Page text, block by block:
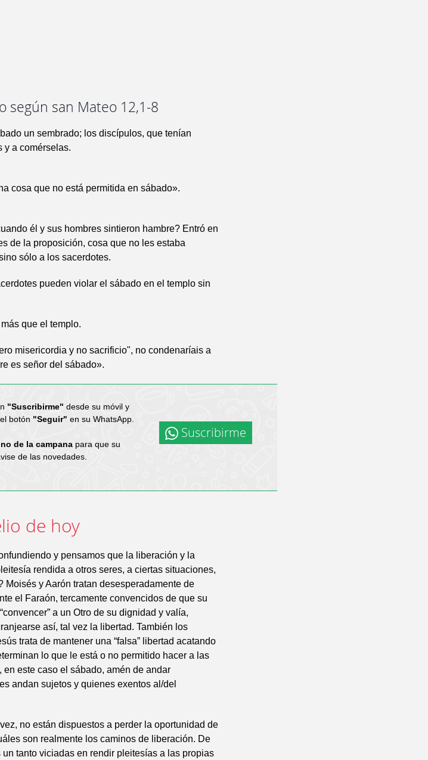
según san Mateo 12,1-8
un sembrado; los discípulos, que tenían
y a comérselas.
cosa que no está permitida en sábado».
él y sus hombres sintieron hambre? Entró en
de la proposición, cosa que no les estaba
sólo a los sacerdotes.
pueden violar el sábado en el templo sin
que el templo.
misericordia y no sacrificio", no condenaríais a
es señor del sábado».
"Suscribirme" desde su móvil y
botón "Seguir" en su WhatsApp.
de la campanapara que su
de las novedades.
Suscribirme
de hoy
y pensamos que la liberación y la
rendida a otros seres, a ciertas situaciones,
y Aarón tratan desesperadamente de
el Faraón, tercamente convencidos de que su
a un Otro de su dignidad y valía,
así, tal vez la libertad. También los
trata de mantener una “falsa” libertad acatando
lo que le está o no permitido hacer a las
este caso el sábado, amén de andar
andan sujetos y quienes exentos al/del
no están dispuestos a perder la oportunidad de
son realmente los caminos de liberación. De
tanto viciadas en rendir pleitesías a las propias